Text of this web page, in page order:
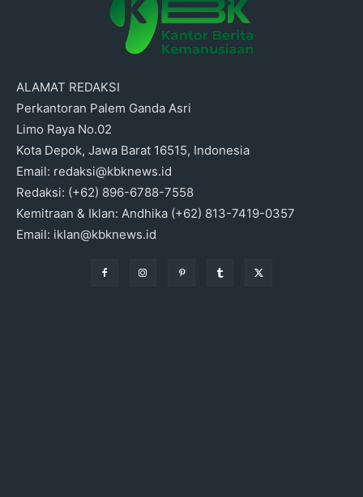
ALAMAT REDAKSI
Perkantoran Palem Ganda Asri
Limo Raya No.02
Kota Depok, Jawa Barat 16515, Indonesia
Email: redaksi@kbknews.id
Redaksi: (+62) 896-6788-7558
Kemitraan & Iklan: Andhika (+62) 813-7419-0357
Email: iklan@kbknews.id